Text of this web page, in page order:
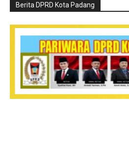
Berita DPRD Kota Padang